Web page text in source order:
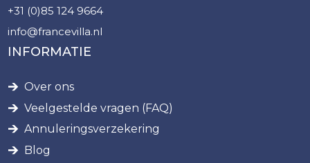
+31 (0)85 124 9664
info@francevilla.nl
INFORMATIE
Over ons
Veelgestelde vragen (FAQ)
Annuleringsverzekering
Blog